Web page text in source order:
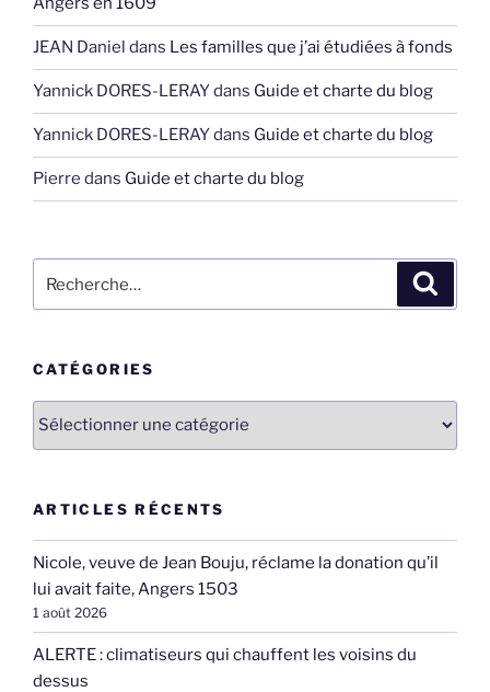
JEAN Daniel dans Les familles que j’ai étudiées à fonds
Yannick DORES-LERAYdans Guide et charte du blog
Yannick DORES-LERAYdans Guide et charte du blog
Pierre dans Guide et charte du blog
pour
CATÉGORIES
Catégories
ARTICLES RÉCENTS
Nicole, veuve de Jean Bouju, réclame la donation qu’il
lui avait faite, Angers 1503
1 août 2026
ALERTE : climatiseurs qui chauffent les voisins du
dessus